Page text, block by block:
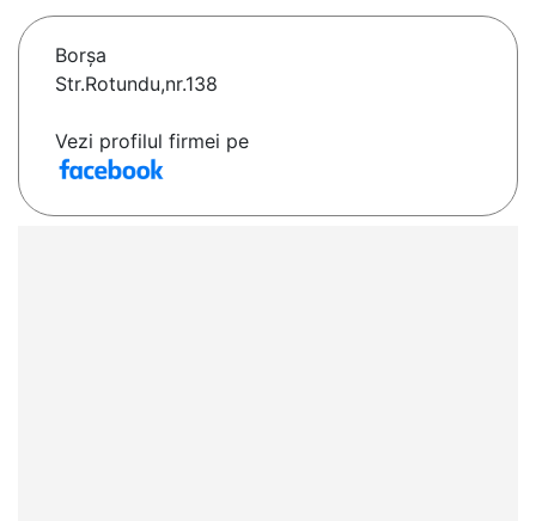
Borşa
Str.Rotundu,nr.138
Vezi profilul firmei pe